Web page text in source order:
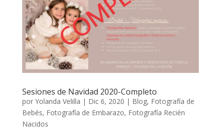
Sesiones de Navidad 2020-Completo
por Yolanda Velilla | Dic 6, 2020 | Blog, Fotografía de
Bebés, Fotografía de Embarazo, Fotografía Recién
Nacidos